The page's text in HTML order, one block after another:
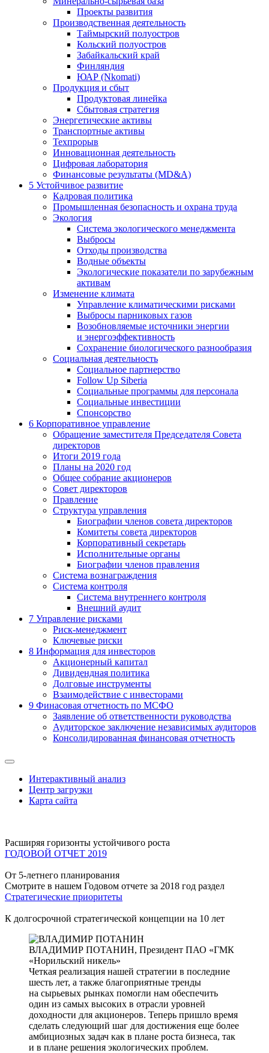
Проекты развития
Производственная деятельность
Таймырский полуостров
Кольский полуостров
Забайкальский край
Финляндия
ЮАР (Nkomati)
Продукция и сбыт
Продуктовая линейка
Сбытовая стратегия
Энергетические активы
Транспортные активы
Техпрорыв
Инновационная деятельность
Цифровая лаборатория
Финансовые результаты (MD&A)
5 Устойчивое развитие
Кадровая политика
Промышленная безопасность и охрана труда
Экология
Система экологического менеджмента
Выбросы
Отходы производства
Водные объекты
Экологические показатели по зарубежным
активам
Изменение климата
Управление климатическими рисками
Выбросы парниковых газов
Возобновляемые источники энергии
и энергоэффективность
Сохранение биологического разнообразия
Социальная деятельность
Социальное партнерство
Follow Up Siberia
Социальные программы для персонала
Социальные инвестиции
Спонсорство
6 Корпоративное управление
Обращение заместителя Председателя Совета
директоров
Итоги 2019 года
Планы на 2020 год
Общее собрание акционеров
Совет директоров
Правление
Структура управления
Биографии членов совета директоров
Комитеты совета директоров
Корпоративный секретарь
Исполнительные органы
Биографии членов правления
Система вознаграждения
Система контроля
Система внутреннего контроля
Внешний аудит
7 Управление рисками
Риск-менеджмент
Ключевые риски
8 Информация для инвесторов
Акционерный капитал
Дивидендная политика
Долговые инструменты
Взаимодействие с инвеcторами
9 Финасовая отчетность по МСФО
Заявление об ответственности руководства
Аудиторское заключение независимых аудиторов
Консолидированная финансовая отчетность
Интерактивный анализ
Центр загрузки
Карта сайта
Расширяя горизонты устойчивого роста
ГОДОВОЙ ОТЧЕТ 2019
От 5-летнего планирования
Смотрите в нашем Годовом отчете за 2018 год раздел
Стратегические приоритеты
К долгосрочной стратегической концепции на 10 лет
ВЛАДИМИР ПОТАНИН, Президент ПАО «ГМК
«Норильский никель»
Четкая реализация нашей стратегии в последние
шесть лет, а также благоприятные тренды
на сырьевых рынках помогли нам обеспечить
один из самых высоких в отрасли уровней
доходности для акционеров. Теперь пришло время
сделать следующий шаг для достижения еще более
амбициозных задач как в плане роста бизнеса, так
и в плане решения экологических проблем.